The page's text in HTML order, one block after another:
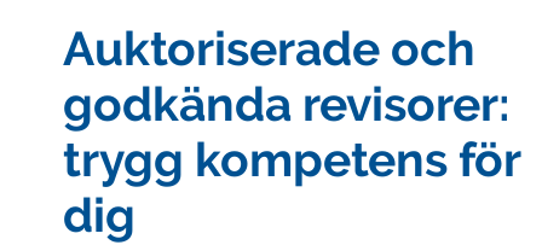
Auktoriserade och
godkända revisorer:
trygg kompetens för
dig